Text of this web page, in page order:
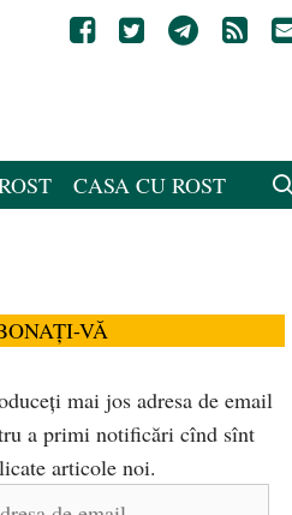
CASA CU ROST
VĂ
mai jos adresa de email
a primi notificări cînd sînt
articole noi.